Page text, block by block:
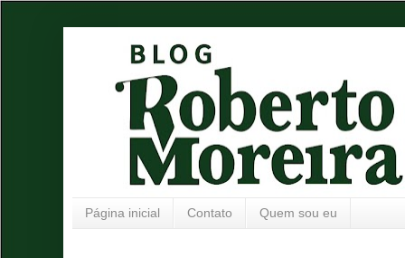
Página inicial Contato Quem sou eu